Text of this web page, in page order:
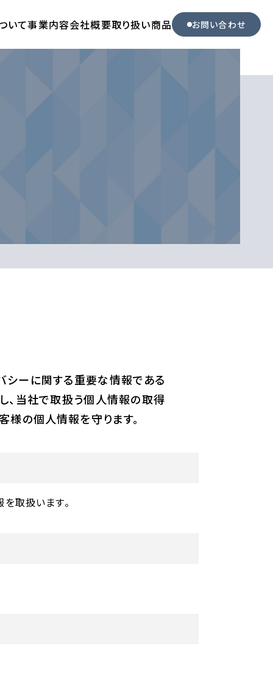
いて事業内容会社概要取り扱い商品 お問い合わせ
シーに関する重要な情報である
、当社で取扱う個人情報の取得
様の個人情報を守ります。
取扱います。